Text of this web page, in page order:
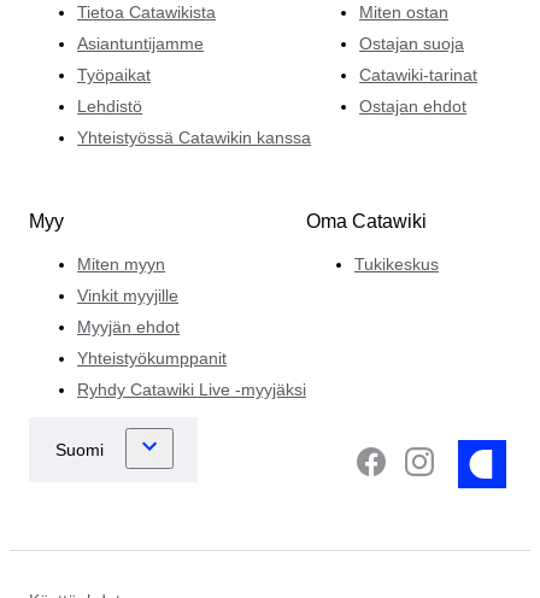
Tietoa Catawikista
Asiantuntijamme
Työpaikat
Lehdistö
Yhteistyössä Catawikin kanssa
Miten ostan
Ostajan suoja
Catawiki-tarinat
Ostajan ehdot
Myy
Miten myyn
Vinkit myyjille
Myyjän ehdot
Yhteistyökumppanit
Ryhdy Catawiki Live -myyjäksi
Oma Catawiki
Tukikeskus